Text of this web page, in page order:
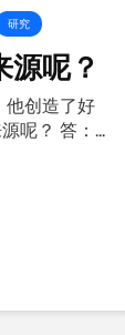
研究
源呢？
他创造了好
呢？ 答：...